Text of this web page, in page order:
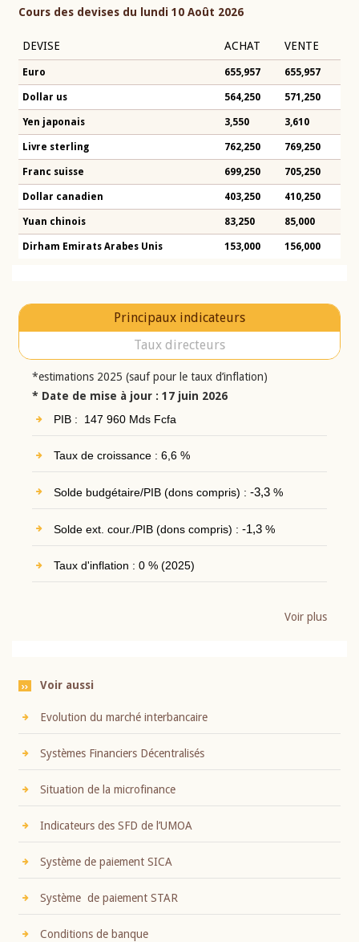
Cours des devises du lundi 10 Août 2026
DEVISE ACHAT VENTE
Euro 655,957 655,957
Dollar us 564,250 571,250
Yen japonais 3,550 3,610
Livre sterling 762,250 769,250
Franc suisse 699,250 705,250
Dollar canadien 403,250 410,250
Yuan chinois 83,250 85,000
Dirham Emirats Arabes Unis 153,000 156,000
Principaux indicateurs
Taux directeurs
*estimations 2025 (sauf pour le taux d’inflation)
* Date de mise à jour : 17 juin 2026
PIB : 147 960 Mds Fcfa
Taux de croissance : 6,6 %
Solde budgétaire/PIB (dons compris) : -3,3%
Solde ext. cour./PIB (dons compris) : -1,3%
Taux d'inflation : 0 % (2025)
Voir plus
Voir aussi
Evolution du marché interbancaire
Systèmes Financiers Décentralisés
Situation de la microfinance
Indicateurs des SFD de l’UMOA
Système de paiement SICA
Système de paiement STAR
Conditions de banque